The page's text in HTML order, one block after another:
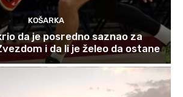
KOŠARKA
da je posredno saznao za
i da li je želeo da ostane